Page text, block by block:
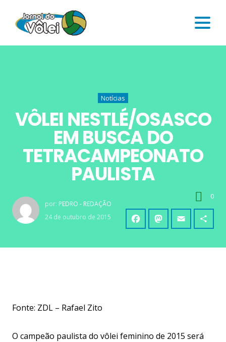
Notícias
VÔLEI NESTLÉ/OSASCO
EM BUSCA DO
TETRACAMPEONATO
PAULISTA
por: PEDRO - REDAÇÃO
24 de outubro de 2015
0
Fonte: ZDL – Rafael Zito
O campeão paulista do vôlei feminino de 2015 será